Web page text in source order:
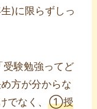
)に限らずしっ
験勉強ってど
方が分からな
でなく、①授